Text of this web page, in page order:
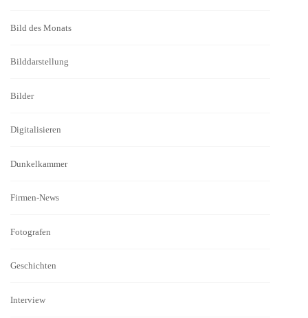
Bild des Monats
Bilddarstellung
Bilder
Digitalisieren
Dunkelkammer
Firmen-News
Fotografen
Geschichten
Interview